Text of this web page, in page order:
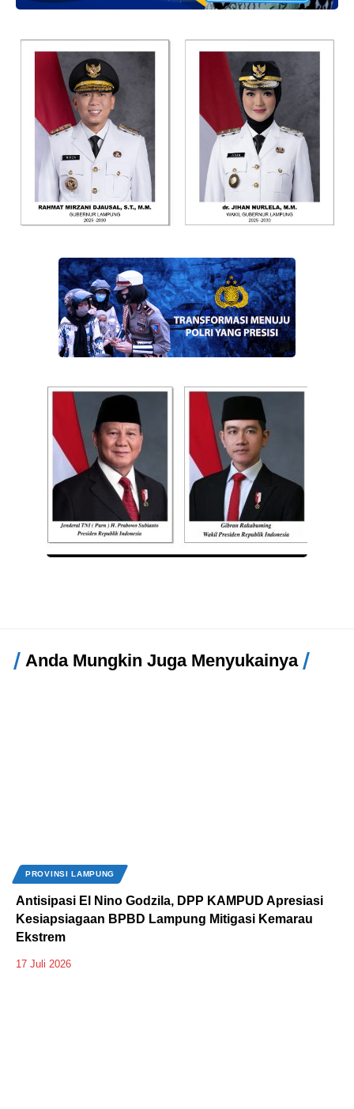
Anda Mungkin Juga Menyukainya
PROVINSI LAMPUNG
Antisipasi El Nino Godzila, DPP KAMPUD Apresiasi
Kesiapsiagaan BPBD Lampung Mitigasi Kemarau
Ekstrem
17 Juli 2026